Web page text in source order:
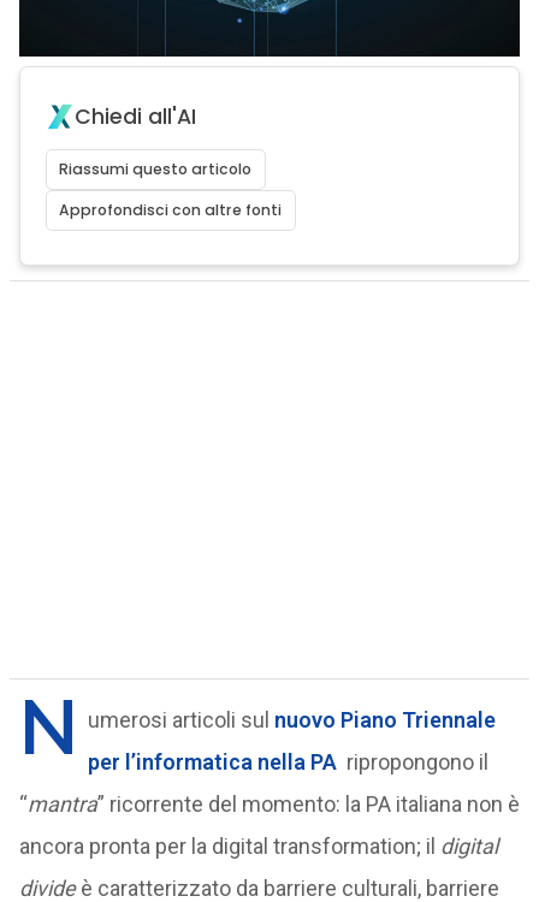
Chiedi all'AI
Riassumi questo articolo
Approfondisci con altre fonti
N umerosi articoli sul nuovo Piano Triennale
per l’informatica nella PAripropongono il
“mantra” ricorrente del momento: la PA italiana non è
ancora pronta per la digital transformation; il digital
divideè caratterizzato da barriere culturali, barriere